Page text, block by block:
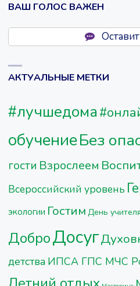
УВИДИМ
РАДОСТИ
ВАШ ГОЛОС ВАЖЕН
АКТУАЛЬНЫЕ МЕТКИ
#лучшедома
обучениеБез
гости Взрослеем
Всероссийский уровень
экологии Гостим День учителя
ДоброДосуг
детства ИПСА ГПС МЧС